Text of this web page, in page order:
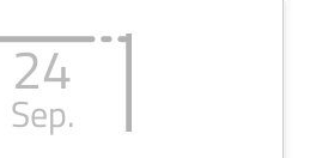
24
Sep.